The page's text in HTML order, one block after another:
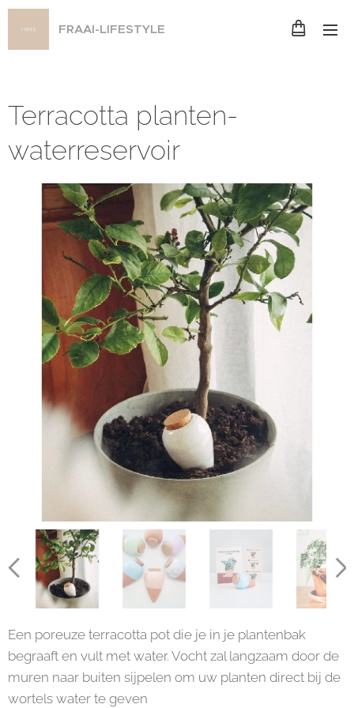
FRAAI-LIFESTYLE
Terracotta planten-
waterreservoir
Een poreuze terracotta pot die je in je plantenbak
begraaft en vult met water. Vocht zal langzaam door de
muren naar buiten sijpelen om uw planten direct bij de
wortels water te geven